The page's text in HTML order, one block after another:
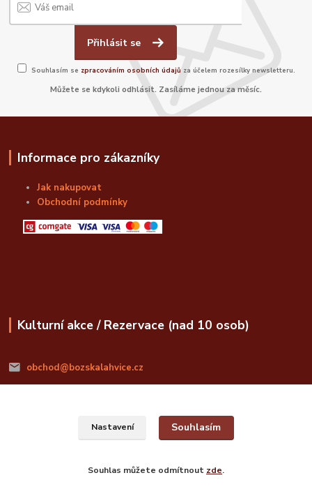
Přihlásit se
Souhlasím se zpracováním osobních údajů za účelem rozesílky newsletteru.
Můžete se kdykoli odhlásit. Zasíláme jednou za měsíc.
Informace pro zákazníky
Jak nakupovat
Obchodní podmínky
Kulturní akce / Rezervace (nad 10 osob)
obchod@bozskalahvice.cz
© Božská Lahvice s.r.o.
Nastavení Souhlasím
Souhlas můžete odmítnout zde.